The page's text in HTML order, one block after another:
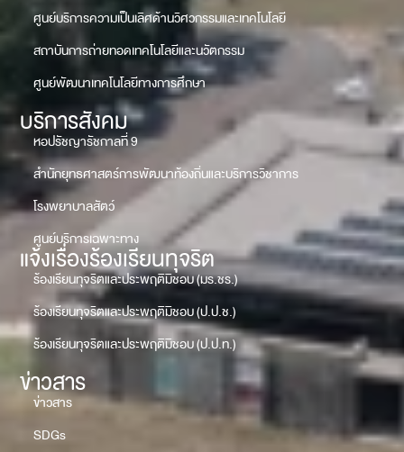
ศูนย์บริการความเป็นเลิศด้านวิศวกรรมและเทคโนโลยี
สถาบันการถ่ายทอดเทคโนโลยีและนวัตกรรม
ศูนย์พัฒนาเทคโนโลยีทางการศึกษา
บริการสังคม
หอปรัชญารัชกาลที่ 9
สำนักยุทธศาสตร์การพัฒนาท้องถิ่นและบริการวิชาการ
โรงพยาบาลสัตว์
ศูนย์บริการเฉพาะทาง
แจ้งเรื่องร้องเรียนทุจริต
ร้องเรียนทุจริตและประพฤติมิชอบ (มร.ชร.)
ร้องเรียนทุจริตและประพฤติมิชอบ (ป.ป.ช.)
ร้องเรียนทุจริตและประพฤติมิชอบ (ป.ป.ท.)
ข่าวสาร
ข่าวสาร
SDGs